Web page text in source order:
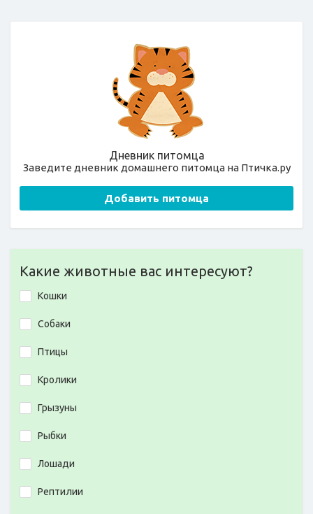
Дневник питомца
Заведите дневник домашнего питомца на Птичка.ру
Добавить питомца
Какие животные вас интересуют?
Кошки
Собаки
Птицы
Кролики
Грызуны
Рыбки
Лошади
Рептилии